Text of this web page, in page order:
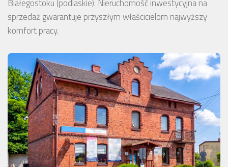
Białegostoku (podlaskie). Nieruchomość inwestycyjna na
sprzedaż gwarantuje przyszłym właścicielom najwyższy
komfort pracy.